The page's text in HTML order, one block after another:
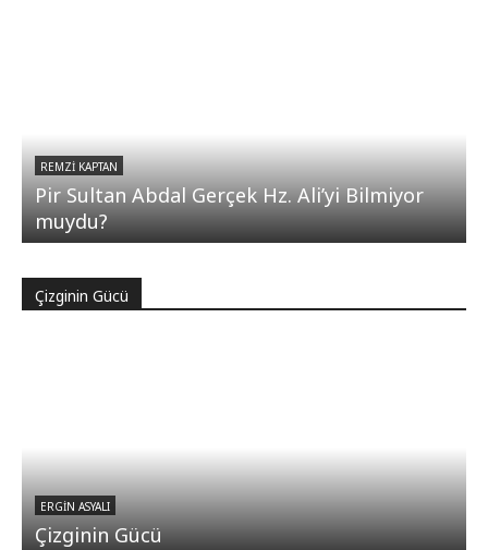
REMZI KAPTAN
Pir Sultan Abdal Gerçek Hz. Ali’yi Bilmiyor
muydu?
Çizginin Gücü
ERGIN ASYALI
Çizginin Gücü